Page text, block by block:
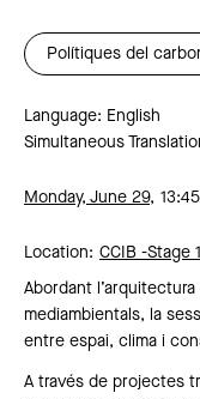
Polítiques del
Language: English
Simultaneous
Monday, June 29,
Location: CCIB -Stage 1
Abordant
mediambientals, la
entre espai, clima i
A través de projectes